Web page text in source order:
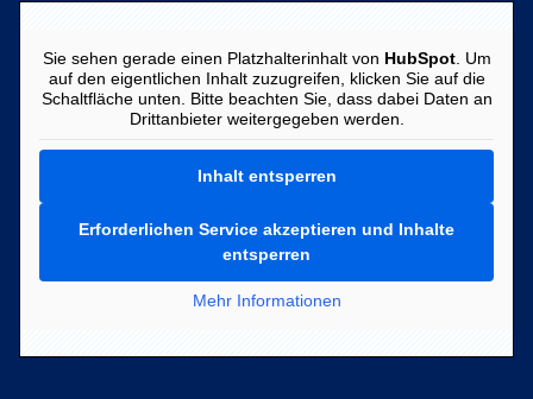
Sie sehen gerade einen Platzhalterinhalt von HubSpot. Um
auf den eigentlichen Inhalt zuzugreifen, klicken Sie auf die
Schaltfläche unten. Bitte beachten Sie, dass dabei Daten an
Drittanbieter weitergegeben werden.
Inhalt entsperren
Erforderlichen Service akzeptieren und Inhalte
entsperren
Mehr Informationen